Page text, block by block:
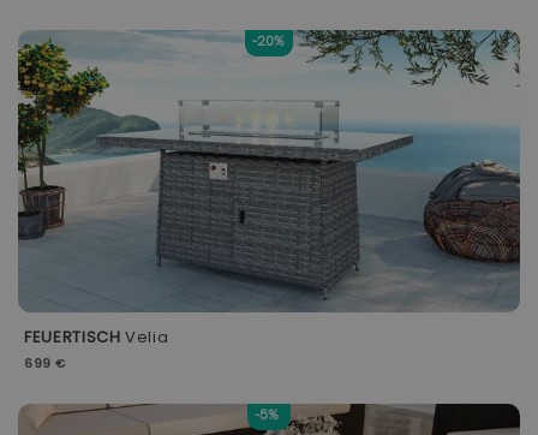
-20%
FEUERTISCH Velia
699 €
-5%